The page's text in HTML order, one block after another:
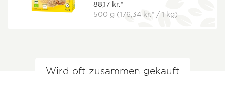
88,17 kr.*
500 g (176,34 kr.* / 1 kg)
Wird oft zusammen gekauft